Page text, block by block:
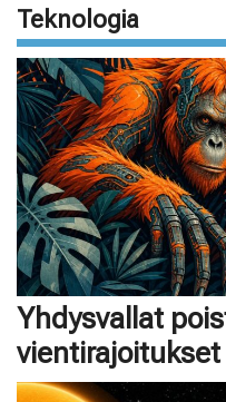
Teknologia
Yhdysvallat
vientirajoitukset